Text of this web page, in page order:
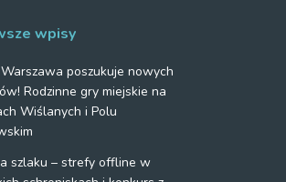
wpisy
poszukuje nowych
Rodzinne gry miejskie na
Wiślanych i Polu
szlaku – strefy offline w